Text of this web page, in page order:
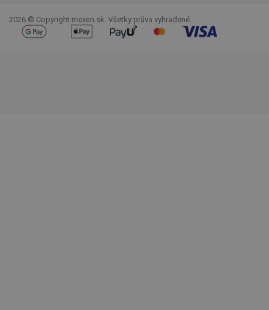
2026 © Copyright mexen.sk. Všetky práva vyhradené.